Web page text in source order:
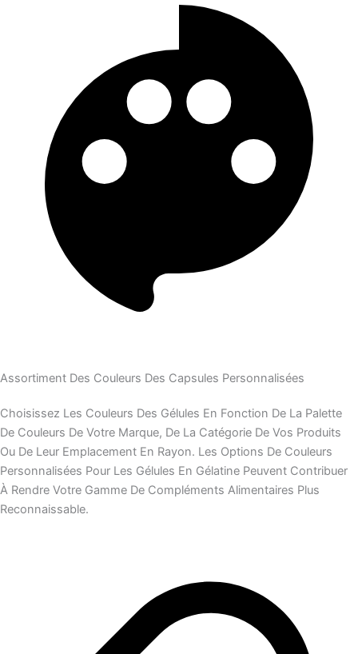
Assortiment Des Couleurs Des Capsules Personnalisées
Choisissez Les Couleurs Des Gélules En Fonction De La Palette
De Couleurs De Votre Marque, De La Catégorie De Vos Produits
Ou De Leur Emplacement En Rayon. Les Options De Couleurs
Personnalisées Pour Les Gélules En Gélatine Peuvent Contribuer
À Rendre Votre Gamme De Compléments Alimentaires Plus
Reconnaissable.